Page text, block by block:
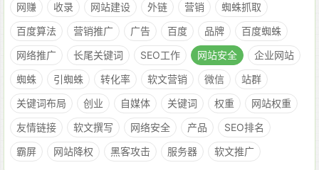
网赚
收录 网站建设 外链 营销
蜘蛛抓取
百度算法
营销推广 广告 百度 品牌
百度蜘蛛
网络推广
长尾关键词 SEO工作 网站安全
企业网站
蜘蛛
引蜘蛛 转化率 软文营销 微信
站群
关键词布局
创业 自媒体 关键词 权重
网站权重
友情链接
软文撰写 网络安全 产品
SEO排名
霸屏
网站降权 黑客攻击 服务器 软文推广